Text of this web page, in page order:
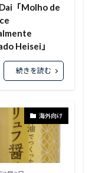
「Molho de
Heisei」
続きを読む
海外向け